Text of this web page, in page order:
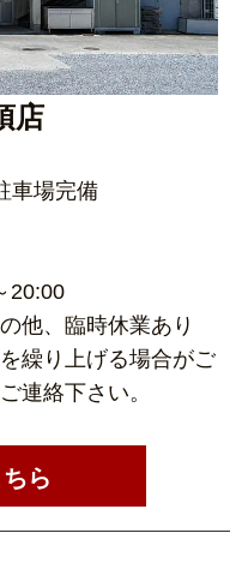
店
車場完備
20:00
他、臨時休業あり
繰り上げる場合がご
連絡下さい。
ら